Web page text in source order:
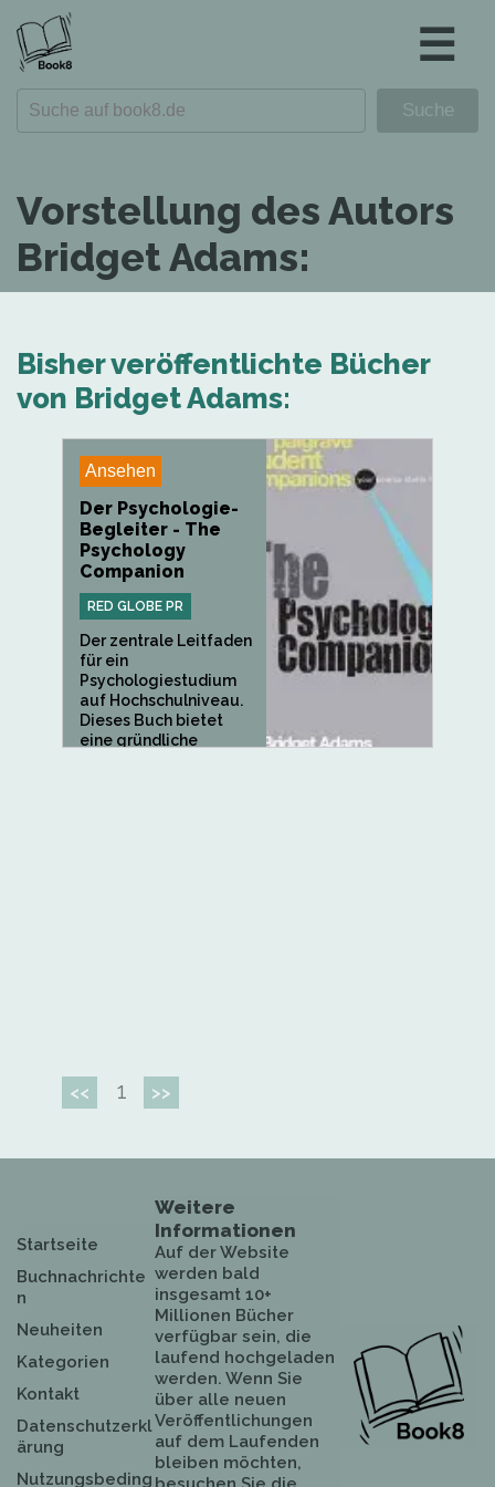
☰
Vorstellung des Autors
Bridget Adams:
Bisher veröffentlichte Bücher
von Bridget Adams:
Ansehen
Der Psychologie-
Begleiter - The
Psychology
Companion
RED GLOBE PR
Der zentrale Leitfaden
für ein
Psychologiestudium
auf Hochschulniveau.
Dieses Buch bietet
eine gründliche
<< 1 >>
Startseite
Buchnachrichte
n
Neuheiten
Kategorien
Kontakt
Datenschutzerkl
ärung
Nutzungsbeding
Weitere
Informationen
Auf der Website
werden bald
insgesamt 10+
Millionen Bücher
verfügbar sein, die
laufend hochgeladen
werden. Wenn Sie
über alle neuen
Veröffentlichungen
auf dem Laufenden
bleiben möchten,